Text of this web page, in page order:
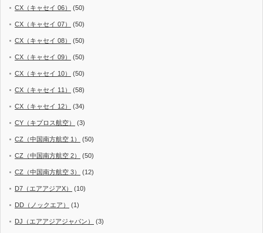
CX（キャセイ 06） (50)
CX（キャセイ 07） (50)
CX（キャセイ 08） (50)
CX（キャセイ 09） (50)
CX（キャセイ 10） (50)
CX（キャセイ 11） (58)
CX（キャセイ 12） (34)
CY（キプロス航空） (3)
CZ（中国南方航空 1） (50)
CZ（中国南方航空 2） (50)
CZ（中国南方航空 3） (12)
D7（エアアジアX） (10)
DD（ノックエア） (1)
DJ（エアアジアジャパン） (3)